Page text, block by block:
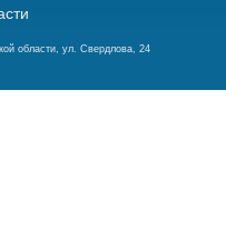
области, ул. Свердлова, 24